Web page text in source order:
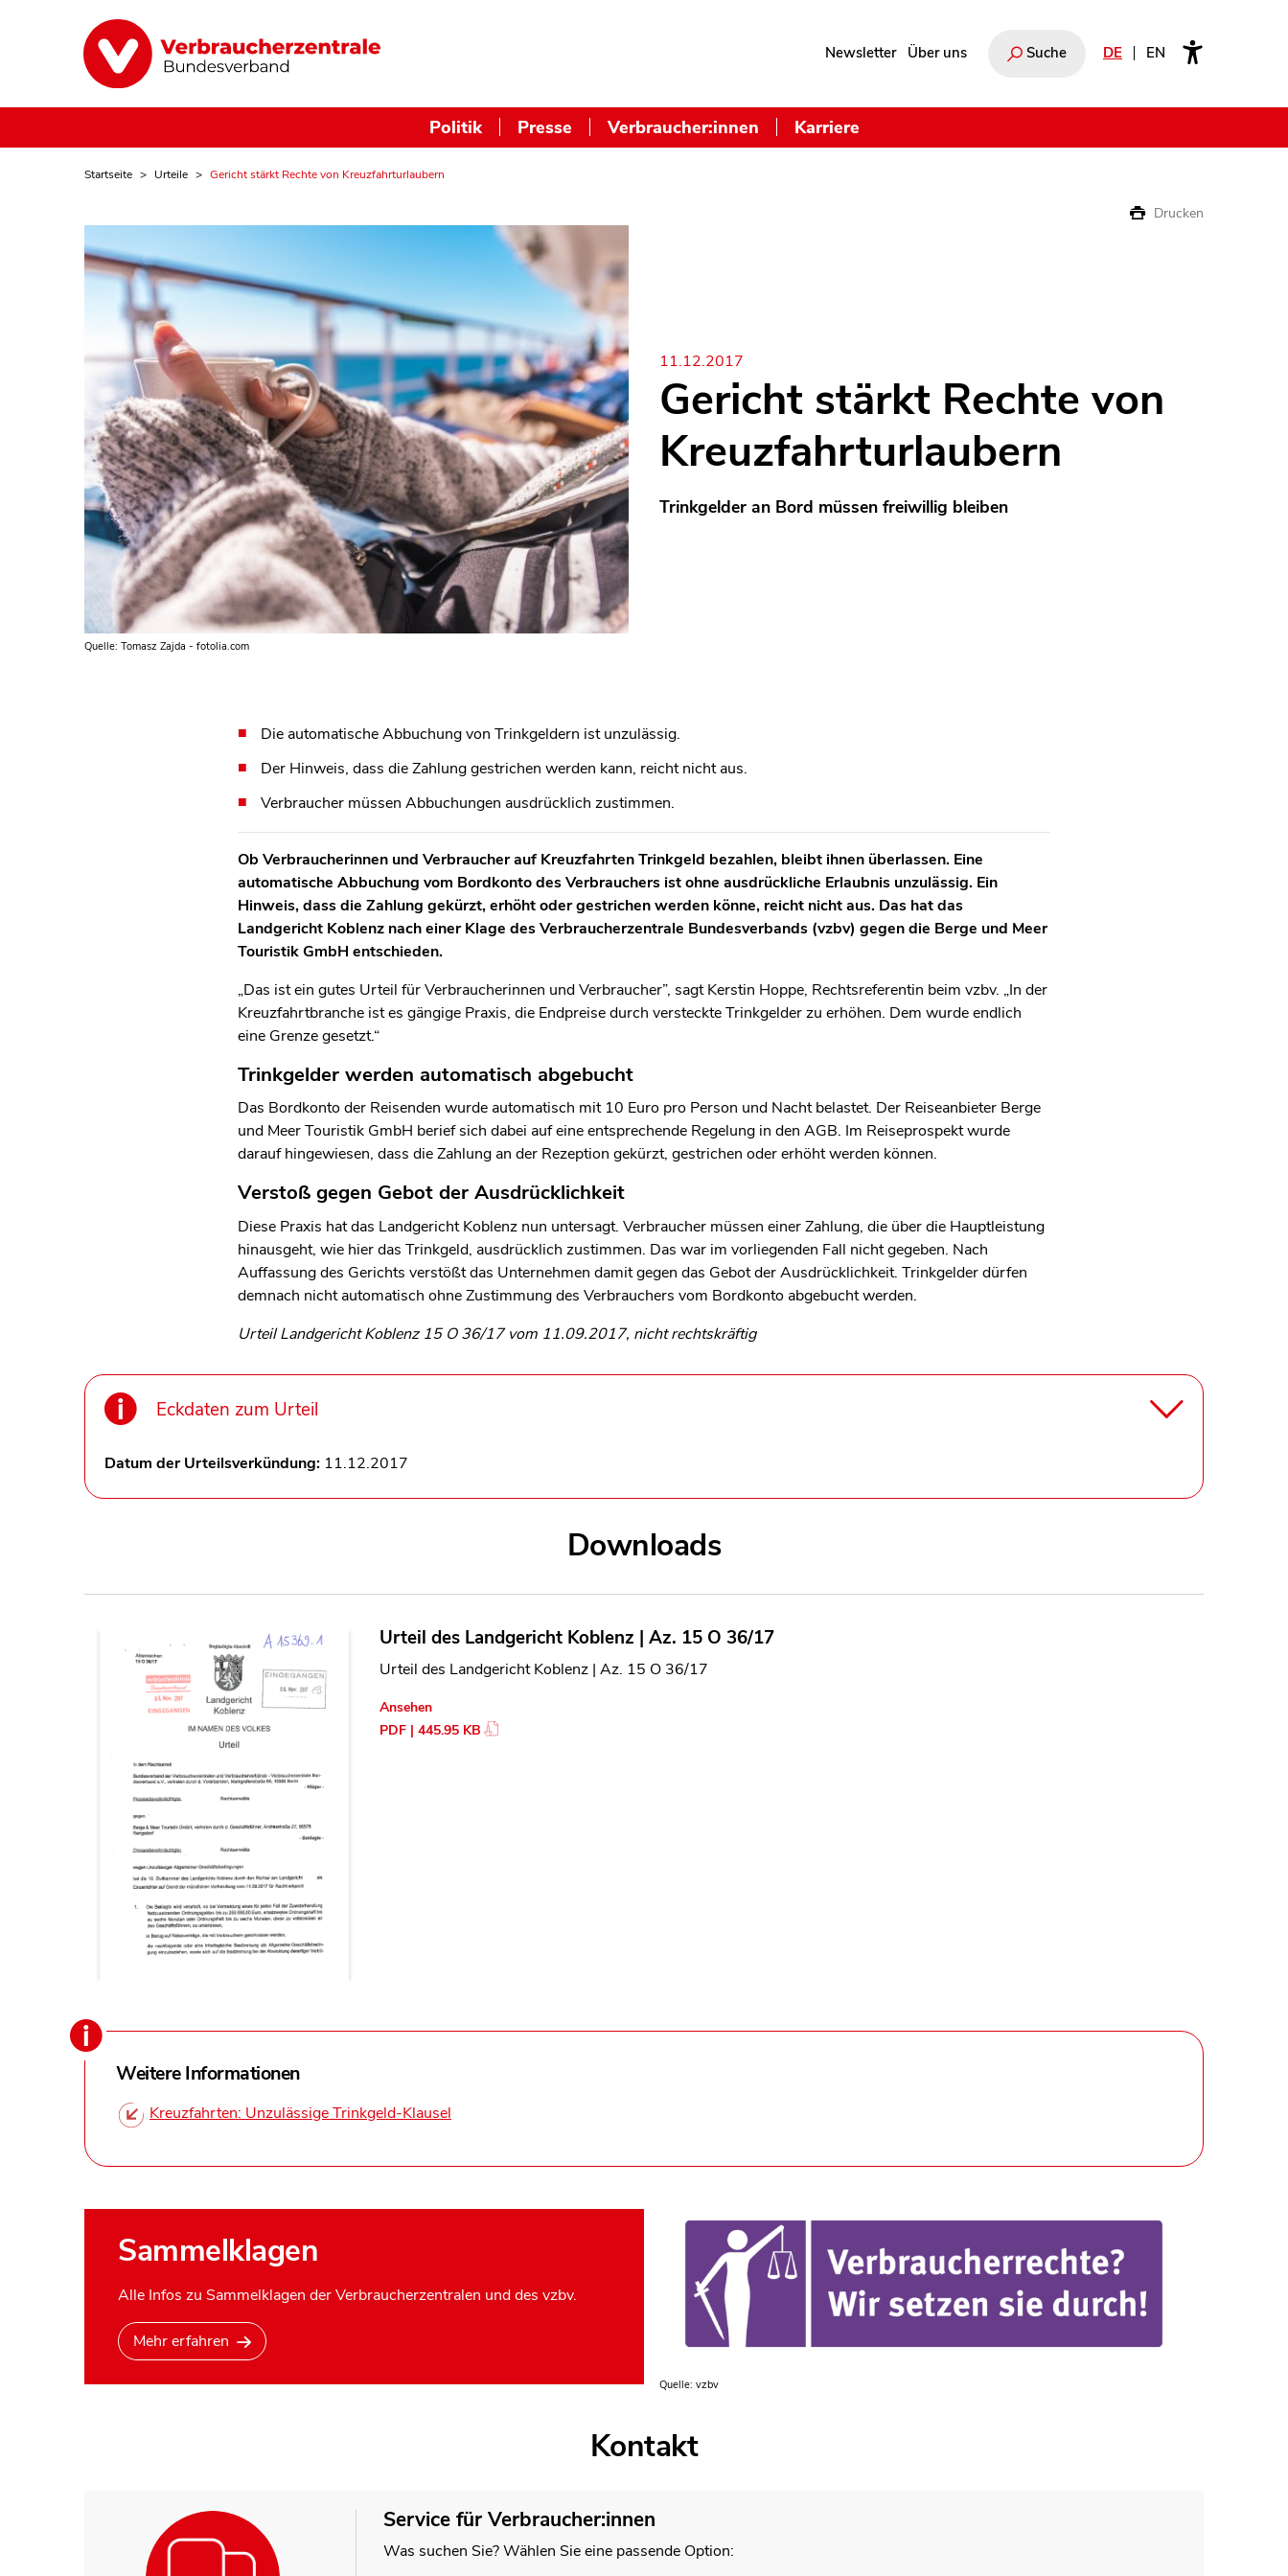
Newsletter Über uns Suche DE EN
Politik Presse Verbraucher:innen Karriere
Startseite Urteile Gericht stärkt Rechte von Kreuzfahrturlaubern
Drucken
Quelle: Tomasz Zajda - fotolia.com
11.12.2017
Gericht stärkt Rechte von
Kreuzfahrturlaubern
Trinkgelder an Bord müssen freiwillig bleiben
Die automatische Abbuchung von Trinkgeldern ist unzulässig.
Der Hinweis, dass die Zahlung gestrichen werden kann, reicht nicht aus.
Verbraucher müssen Abbuchungen ausdrücklich zustimmen.
Ob Verbraucherinnen und Verbraucher auf Kreuzfahrten Trinkgeld bezahlen, bleibt ihnen überlassen. Eine
automatische Abbuchung vom Bordkonto des Verbrauchers ist ohne ausdrückliche Erlaubnis unzulässig. Ein
Hinweis, dass die Zahlung gekürzt, erhöht oder gestrichen werden könne, reicht nicht aus. Das hat das
Landgericht Koblenz nach einer Klage des Verbraucherzentrale Bundesverbands (vzbv) gegen die Berge und Meer
Touristik GmbH entschieden.
„Das ist ein gutes Urteil für Verbraucherinnen und Verbraucher”, sagt Kerstin Hoppe, Rechtsreferentin beim vzbv. „In der
Kreuzfahrtbranche ist es gängige Praxis, die Endpreise durch versteckte Trinkgelder zu erhöhen. Dem wurde endlich
eine Grenze gesetzt.“
Trinkgelder werden automatisch abgebucht
Das Bordkonto der Reisenden wurde automatisch mit 10 Euro pro Person und Nacht belastet. Der Reiseanbieter Berge
und Meer Touristik GmbH berief sich dabei auf eine entsprechende Regelung in den AGB. Im Reiseprospekt wurde
darauf hingewiesen, dass die Zahlung an der Rezeption gekürzt, gestrichen oder erhöht werden können.
Verstoß gegen Gebot der Ausdrücklichkeit
Diese Praxis hat das Landgericht Koblenz nun untersagt. Verbraucher müssen einer Zahlung, die über die Hauptleistung
hinausgeht, wie hier das Trinkgeld, ausdrücklich zustimmen. Das war im vorliegenden Fall nicht gegeben. Nach
Auffassung des Gerichts verstößt das Unternehmen damit gegen das Gebot der Ausdrücklichkeit. Trinkgelder dürfen
demnach nicht automatisch ohne Zustimmung des Verbrauchers vom Bordkonto abgebucht werden.
Urteil Landgericht Koblenz 15 O 36/17 vom 11.09.2017, nicht rechtskräftig
Eckdaten zum Urteil
Datum der Urteilsverkündung: 11.12.2017
Downloads
Urteil des Landgericht Koblenz | Az. 15 O 36/17
Urteil des Landgericht Koblenz | Az. 15 O 36/17
Ansehen
PDF | 445.95 KB
Weitere Informationen
Kreuzfahrten: Unzulässige Trinkgeld-Klausel
Sammelklagen
Alle Infos zu Sammelklagen der Verbraucherzentralen und des vzbv.
Mehr erfahren
Quelle: vzbv
Kontakt
Service für Verbraucher:innen
Was suchen Sie? Wählen Sie eine passende Option: